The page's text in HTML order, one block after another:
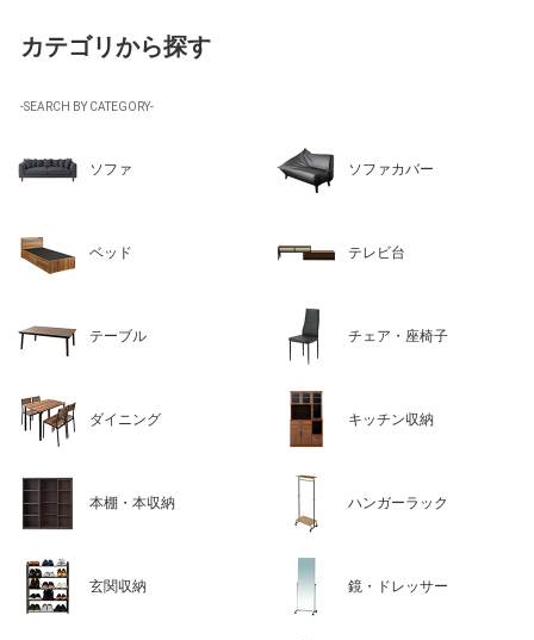
カテゴリから探す
-SEARCH BY CATEGORY-
ソファ ソファカバー
ベッド テレビ台
テーブル チェア・座椅子
ダイニング キッチン収納
本棚・本収納 ハンガーラック
玄関収納 鏡・ドレッサー